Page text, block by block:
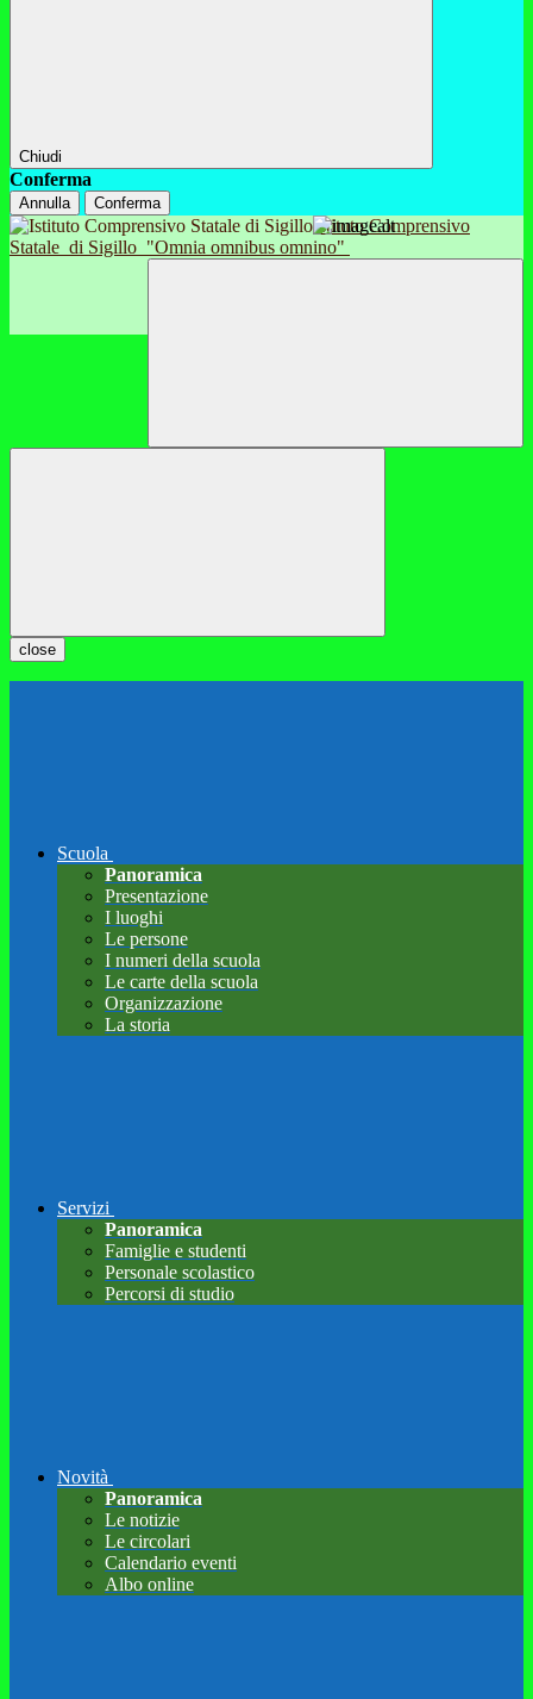
Chiudi
Conferma
Annulla Conferma
Istituto Comprensivo
Statale di Sigillo "Omnia omnibus omnino"
close
Scuola
Panoramica
Presentazione
I luoghi
Le persone
I numeri della scuola
Le carte della scuola
Organizzazione
La storia
Servizi
Panoramica
Famiglie e studenti
Personale scolastico
Percorsi di studio
Novità
Panoramica
Le notizie
Le circolari
Calendario eventi
Albo online